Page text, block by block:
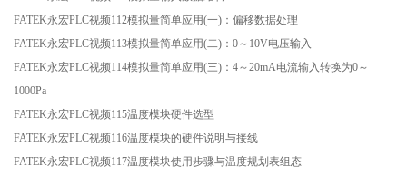
FATEK永宏PLC视频112模拟量简单应用(一)：偏移数据处理
FATEK永宏PLC视频113模拟量简单应用(二)：0～10V电压输入
FATEK永宏PLC视频114模拟量简单应用(三)：4～20mA电流输入转换为0～
1000Pa
FATEK永宏PLC视频115温度模块硬件选型
FATEK永宏PLC视频116温度模块的硬件说明与接线
FATEK永宏PLC视频117温度模块使用步骤与温度规划表组态